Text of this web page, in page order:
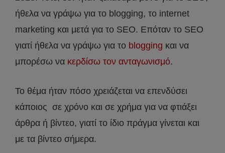
ήθελα να γράψω για το blogging, το internet
marketing και μετά για το SEO. Επόταν το SEO
γιατί ήθελα να γράψω για το blogging και να
μπορέσω να κερδίσω τον ανταγωνισμό.
Το θέμα ήταν πόσο χρειάζεται να επενδύσει
κάποιος σε χρόνο και σε χρήμα για να φτιάξει
άρθρα ή βίντεο, γιατί το ίδιο πράγμα γίνεται και
με τα βίντεο σήμερα.